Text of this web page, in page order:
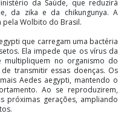
da Saúde, que reduzirá
da zika e da chikungunya. A
pela Wolbito do Brasil.
que carregam uma bactéria
Ela impede que os vírus da
multipliquem no organismo do
transmitir essas doenças. Os
Aedes aegypti, mantendo o
Ao se reproduzirem,
próximas gerações, ampliando